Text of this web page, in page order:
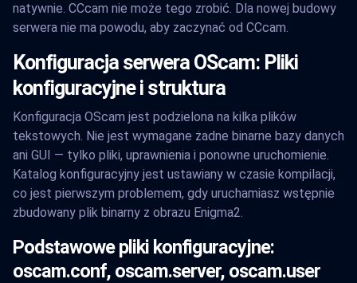
natywnie. CCcam nie może tego zrobić. Dla nowej budowy
serwera nie ma powodu, aby zaczynać od CCcam.
Konfiguracja serwera OScam: Pliki
konfiguracyjne i struktura
Konfiguracja OScam jest podzielona na kilka plików
tekstowych. Nie jest wymagane żadne binarne bazy danych
ani GUI — tylko pliki, uprawnienia i ponowne uruchomienie.
Katalog konfiguracyjny jest ustawiany w czasie kompilacji,
co jest pierwszym problemem, gdy uruchamiasz wstępnie
zbudowany plik binarny z obrazu Enigma2.
Podstawowe pliki konfiguracyjne:
oscam.conf, oscam.server, oscam.user